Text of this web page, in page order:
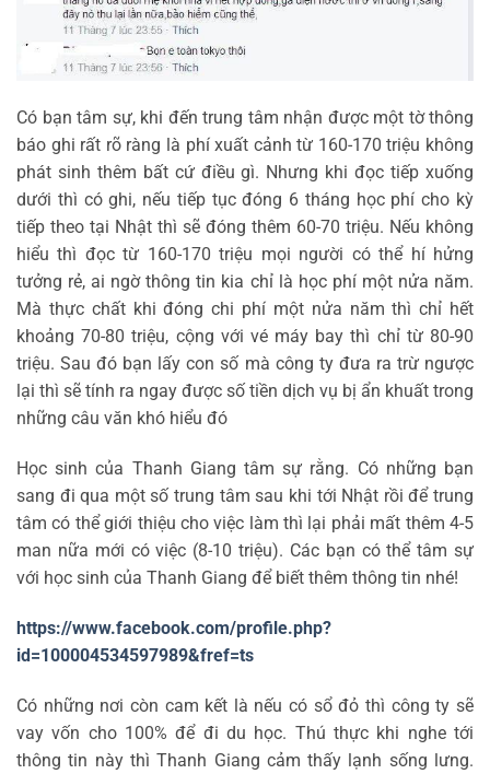
Có bạn tâm sự, khi đến trung tâm nhận được một tờ thông
báo ghi rất rõ ràng là phí xuất cảnh từ 160-170 triệu không
phát sinh thêm bất cứ điều gì. Nhưng khi đọc tiếp xuống
dưới thì có ghi, nếu tiếp tục đóng 6 tháng học phí cho kỳ
tiếp theo tại Nhật thì sẽ đóng thêm 60-70 triệu. Nếu không
hiểu thì đọc từ 160-170 triệu mọi người có thể hí hửng
tưởng rẻ, ai ngờ thông tin kia chỉ là học phí một nửa năm.
Mà thực chất khi đóng chi phí một nửa năm thì chỉ hết
khoảng 70-80 triệu, cộng với vé máy bay thì chỉ từ 80-90
triệu. Sau đó bạn lấy con số mà công ty đưa ra trừ ngược
lại thì sẽ tính ra ngay được số tiền dịch vụ bị ẩn khuất trong
những câu văn khó hiểu đó
Học sinh của Thanh Giang tâm sự rằng. Có những bạn
sang đi qua một số trung tâm sau khi tới Nhật rồi để trung
tâm có thể giới thiệu cho việc làm thì lại phải mất thêm 4-5
man nữa mới có việc (8-10 triệu). Các bạn có thể tâm sự
với học sinh của Thanh Giang để biết thêm thông tin nhé!
https://www.facebook.com/profile.php?
id=100004534597989&fref=ts
Có những nơi còn cam kết là nếu có sổ đỏ thì công ty sẽ
vay vốn cho 100% để đi du học. Thú thực khi nghe tới
thông tin này thì Thanh Giang cảm thấy lạnh sống lưng.